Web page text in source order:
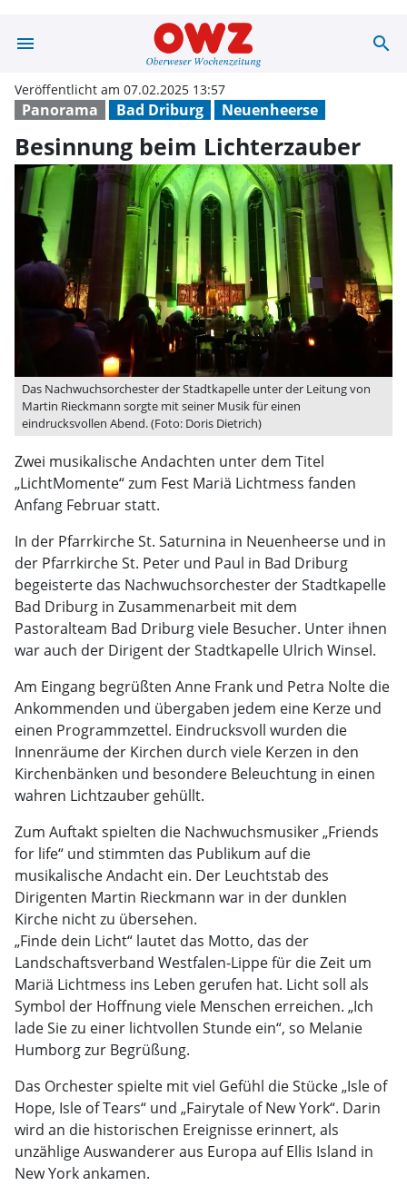
menu Besinnung search
Panorama Bad Driburg Neuenheerse
Veröffentlicht am 07.02.2025 13:57
Besinnung beim Lichterzauber
Das Nachwuchsorchester der Stadtkapelle unter der Leitung von
Martin Rieckmann sorgte mit seiner Musik für einen
eindrucksvollen Abend. (Foto: Doris Dietrich)
Zwei musikalische Andachten unter dem Titel
„LichtMomente“ zum Fest Mariä Lichtmess fanden
Anfang Februar statt.
In der Pfarrkirche St. Saturnina in Neuenheerse und in
der Pfarrkirche St. Peter und Paul in Bad Driburg
begeisterte das Nachwuchsorchester der Stadtkapelle
Bad Driburg in Zusammenarbeit mit dem
Pastoralteam Bad Driburg viele Besucher. Unter ihnen
war auch der Dirigent der Stadtkapelle Ulrich Winsel.
Am Eingang begrüßten Anne Frank und Petra Nolte die
Ankommenden und übergaben jedem eine Kerze und
einen Programmzettel. Eindrucksvoll wurden die
Innenräume der Kirchen durch viele Kerzen in den
Kirchenbänken und besondere Beleuchtung in einen
wahren Lichtzauber gehüllt.
Zum Auftakt spielten die Nachwuchsmusiker „Friends
for life“ und stimmten das Publikum auf die
musikalische Andacht ein. Der Leuchtstab des
Dirigenten Martin Rieckmann war in der dunklen
Kirche nicht zu übersehen.
„Finde dein Licht“ lautet das Motto, das der
Landschaftsverband Westfalen-Lippe für die Zeit um
Mariä Lichtmess ins Leben gerufen hat. Licht soll als
Symbol der Hoffnung viele Menschen erreichen. „Ich
lade Sie zu einer lichtvollen Stunde ein“, so Melanie
Humborg zur Begrüßung.
Das Orchester spielte mit viel Gefühl die Stücke „Isle of
Hope, Isle of Tears“ und „Fairytale of New York“. Darin
wird an die historischen Ereignisse erinnert, als
unzählige Auswanderer aus Europa auf Ellis Island in
New York ankamen.